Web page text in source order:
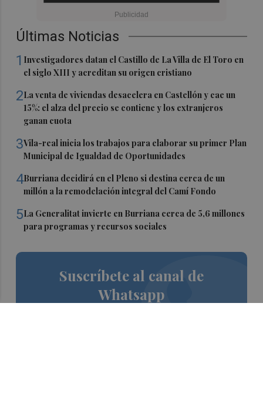
Últimas Noticias
1 Investigadores datan el Castillo de La Villa de El Toro en
el siglo XIII y acreditan su origen cristiano
2La venta de viviendas desacelera en Castellón y cae un
15%: el alza del precio se contiene y los extranjeros
ganan cuota
3Vila-real inicia los trabajos para elaborar su primer Plan
Municipal de Igualdad de Oportunidades
4Burriana decidirá en el Pleno si destina cerca de un
millón a la remodelación integral del Camí Fondo
5La Generalitat invierte en Burriana cerca de 5,6 millones
para programas y recursos sociales
Suscríbete al canal de
Whatsapp